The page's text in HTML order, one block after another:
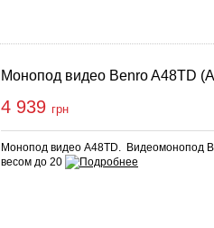
Монопод видео Benro A48TD
4 939 грн
Монопод видео A48TD. Видеомонопод
весом до 20